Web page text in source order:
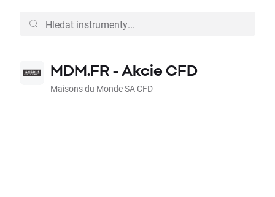
MDM.FR - Akcie CFD
Maisons du Monde SA CFD